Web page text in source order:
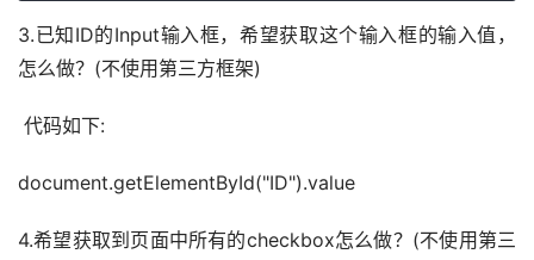
3.已知ID的Input输入框，希望获取这个输入框的输入值，
怎么做？(不使用第三方框架)
代码如下:
document.getElementById("ID").value
4.希望获取到页面中所有的checkbox怎么做？(不使用第三